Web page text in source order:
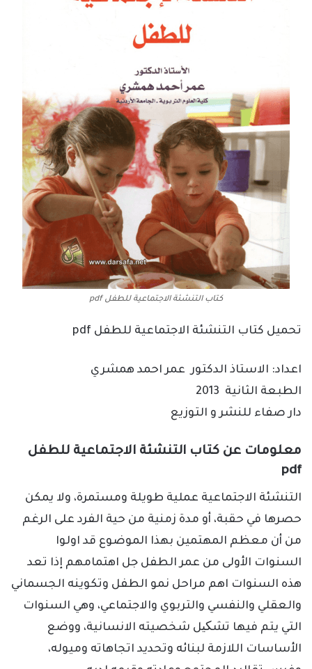
كتاب التنشئة الاجتماعية للطفل pdf
تحميل كتاب التنشئة الاجتماعية للطفل pdf
اعداد: الاستاذ الدكتور عمر احمد همشري
الطبعة الثانية 2013
دار صفاء للنشر و التوزيع
معلومات عن كتاب التنشئة الاجتماعية للطفل
pdf
التنشئة الاجتماعية عملية طويلة ومستمرة، ولا يمكن
حصرها في حقبة، أو مدة زمنية من حية الفرد على الرغم
من أن معظم المهتمين بهذا الموضوع قد اولوا
السنوات الأولى من عمر الطفل جل اهتمامهم إذا تعد
هذه السنوات اهم مراحل نمو الطفل وتكوينه الجسماني
والعقلي والنفسي والتربوي والاجتماعي، وهي السنوات
التي يتم فيها تشکیل شخصيته الانسانية، ووضع
الأساسات اللازمة لبنائه وتحديد اتجاهاته وميوله،